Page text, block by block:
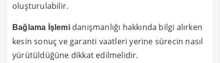
oluşturulabilir.
Bağlama İşlemidanışmanlığı hakkında bilgi alırken
kesin sonuç ve garanti vaatleri yerine sürecin nasıl
yürütüldüğüne dikkat edilmelidir.